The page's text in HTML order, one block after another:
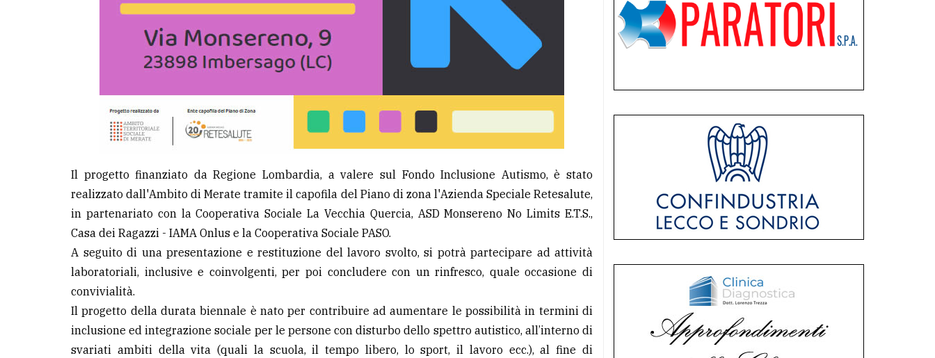
Il progetto finanziato da Regione Lombardia, a valere sul Fondo Inclusione Autismo, è stato
realizzato dall'Ambito di Merate tramite il capofila del Piano di zona l'Azienda Speciale Retesalute,
in partenariato con la Cooperativa Sociale La Vecchia Quercia, ASD Monsereno No Limits E.T.S.,
Casa dei Ragazzi - IAMA Onlus e la Cooperativa Sociale PASO.
A seguito di una presentazione e restituzione del lavoro svolto, si potrà partecipare ad attività
laboratoriali, inclusive e coinvolgenti, per poi concludere con un rinfresco, quale occasione di
convivialità.
Il progetto della durata biennale è nato per contribuire ad aumentare le possibilità in termini di
inclusione ed integrazione sociale per le persone con disturbo dello spettro autistico, all’interno di
svariati ambiti della vita (quali la scuola, il tempo libero, lo sport, il lavoro ecc.), al fine di